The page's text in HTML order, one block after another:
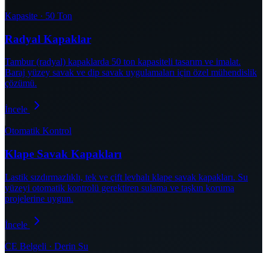
Kapasite · 50 Ton
Radyal Kapaklar
Tambur (radyal) kapaklarda 50 ton kapasiteli tasarım ve imalat.
Baraj yüzey savak ve dip savak uygulamaları için özel mühendislik
çözümü.
İncele
Otomatik Kontrol
Klape Savak Kapakları
Lastik sızdırmazlıklı, tek ve çift levhalı klape savak kapakları. Su
yüzeyi otomatik kontrolü gerektiren sulama ve taşkın koruma
projelerine uygun.
İncele
CE Belgeli · Derin Su